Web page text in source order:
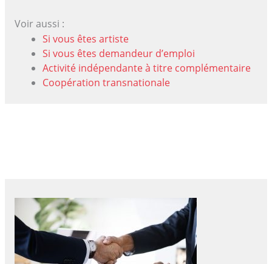
Voir aussi :
Si vous êtes artiste
Si vous êtes demandeur d’emploi
Activité indépendante à titre complémentaire
Coopération transnationale